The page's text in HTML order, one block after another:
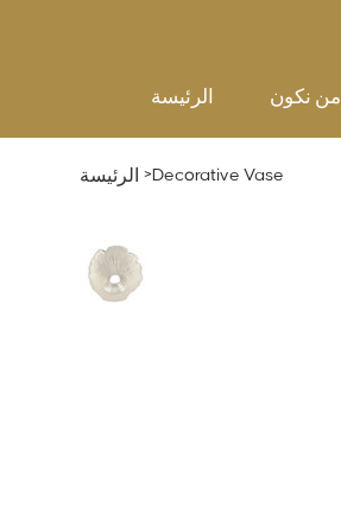
الرئيسة من نكون
الرئيسة >Decorative Vase